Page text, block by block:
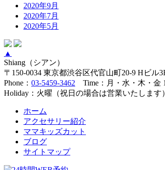
2020年9月
2020年7月
2020年5月
▲
Shiang（シアン）
〒150-0034 東京都渋谷区代官山町20-9 Hビ
Phone： 03-5459-3462 Time：月・水・木・金
Holiday：火曜（祝日の場合は営業いたします）
ホーム
アクセサリー紹介
ママキッズカット
ブログ
サイトマップ